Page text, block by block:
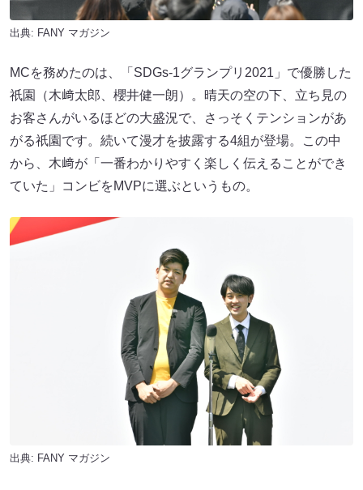
出典: FANY マガジン
MCを務めたのは、「SDGs-1グランプリ2021」で優勝した
祇園（木﨑太郎、櫻井健一朗）。晴天の空の下、立ち見の
お客さんがいるほどの大盛況で、さっそくテンションがあ
がる祇園です。続いて漫才を披露する4組が登場。この中
から、木﨑が「一番わかりやすく楽しく伝えることができ
ていた」コンビをMVPに選ぶというもの。
出典: FANY マガジン